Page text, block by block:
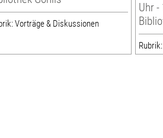
Vorträge & Diskussionen
Uhr -